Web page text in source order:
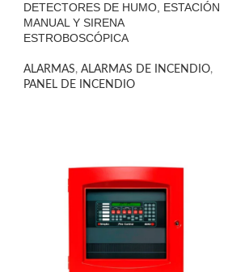
DETECTORES DE HUMO, ESTACIÓN
MANUAL Y SIRENA
ESTROBOSCÓPICA
ALARMAS, ALARMAS DE INCENDIO,
PANEL DE INCENDIO